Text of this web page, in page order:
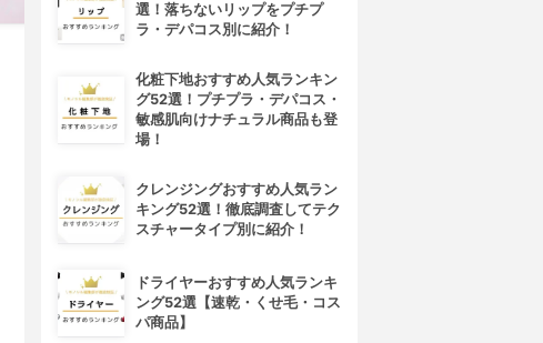
選！落ちないリップをプチプ
ラ・デパコス別に紹介！
化粧下地おすすめ人気ランキン
グ52選！プチプラ・デパコス・
敏感肌向けナチュラル商品も登
場！
クレンジングおすすめ人気ラン
キング52選！徹底調査してテク
スチャータイプ別に紹介！
ドライヤーおすすめ人気ランキ
ング52選【速乾・くせ毛・コス
パ商品】